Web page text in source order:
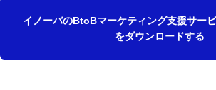
イノーバのBtoBマーケティング支援サー
をダウンロードする